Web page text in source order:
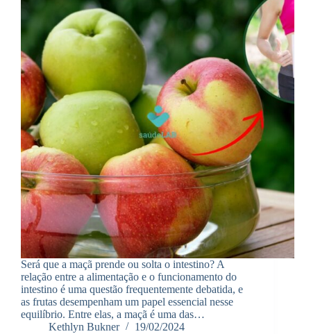
Será que a maçã prende ou solta o intestino? A
relação entre a alimentação e o funcionamento do
intestino é uma questão frequentemente debatida, e
as frutas desempenham um papel essencial nesse
equilíbrio. Entre elas, a maçã é uma das…
Kethlyn Bukner
19/02/2024